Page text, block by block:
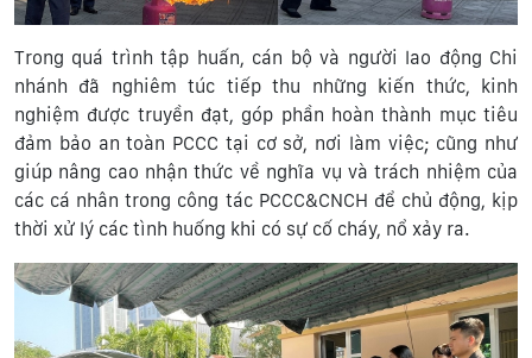
Trong quá trình tập huấn, cán bộ và người lao động Chi
nhánh đã nghiêm túc tiếp thu những kiến thức, kinh
nghiệm được truyền đạt, góp phần hoàn thành mục tiêu
đảm bảo an toàn PCCC tại cơ sở, nơi làm việc; cũng như
giúp nâng cao nhận thức về nghĩa vụ và trách nhiệm của
các cá nhân trong công tác PCCC&CNCH để chủ động, kịp
thời xử lý các tình huống khi có sự cố cháy, nổ xảy ra.